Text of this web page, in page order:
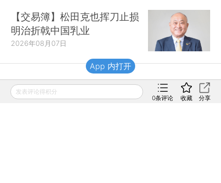
【交易簿】松田克也挥刀止损
明治折戟中国乳业
2026年08月07日
财新移动
发表评论得积分
0条评论 收藏 分享
App 内打开